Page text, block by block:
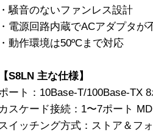
・騒音のないファンレス設計
・電源回路内蔵でACアダプタが
・動作環境は50ºCまで対応
【S8LN 主な仕様】
ート：10Base-T/100Base-TX
カスケード接続：1〜7ポート
スイッチング方式：ストア＆フ